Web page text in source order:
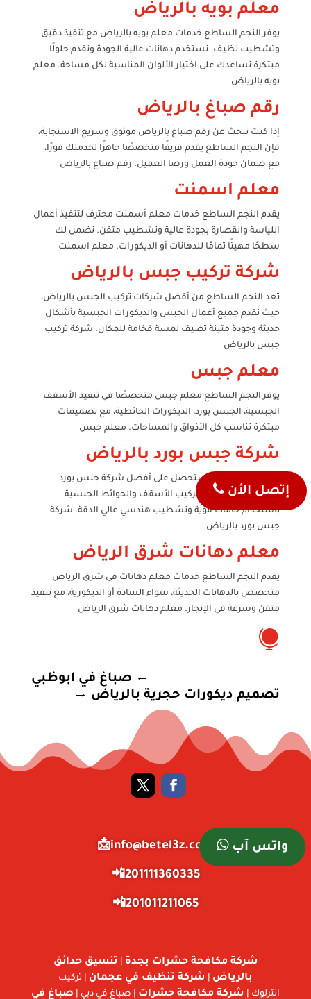
معلم بويه بالرياض
يوفر النجم الساطع خدمات معلم بويه بالرياض مع تنفيذ دقيق
وتشطيب نظيف. نستخدم دهانات عالية الجودة ونقدم حلولًا
مبتكرة تساعدك على اختيار الألوان المناسبة لكل مساحة. معلم
بويه بالرياض
رقم صباغ بالرياض
إذا كنت تبحث عن رقم صباغ بالرياض موثوق وسريع الاستجابة،
فإن النجم الساطع يقدم فريقًا متخصصًا جاهزًا لخدمتك فورًا،
مع ضمان جودة العمل ورضا العميل. رقم صباغ بالرياض
معلم اسمنت
يقدم النجم الساطع خدمات معلم أسمنت محترف لتنفيذ أعمال
اللياسة والقصارة بجودة عالية وتشطيب متقن. نضمن لك
سطحًا مهيئًا تمامًا للدهانات أو الديكورات. معلم اسمنت
شركة تركيب جبس بالرياض
تعد النجم الساطع من أفضل شركات تركيب الجبس بالرياض،
حيث نقدم جميع أعمال الجبس والديكورات الجبسية بأشكال
حديثة وجودة متينة تضيف لمسة فخامة للمكان. شركة تركيب
جبس بالرياض
معلم جبس
يوفر النجم الساطع معلم جبس متخصصًا في تنفيذ الأسقف
الجبسية، الجبس بورد، الديكورات الحائطية، مع تصميمات
مبتكرة تناسب كل الأذواق والمساحات. معلم جبس
شركة جبس بورد بالرياض
مع النجم الساطع ستحصل على أفضل شركة جبس بورد
بالرياض تقدم تنفيذ وتركيب الأسقف والحوائط الجبسية
باستخدام خامات قوية وتشطيب هندسي عالي الدقة. شركة
جبس بورد بالرياض
معلم دهانات شرق الرياض
يقدم النجم الساطع خدمات معلم دهانات في شرق الرياض
متخصص بالدهانات الحديثة، سواء السادة أو الديكورية، مع تنفيذ
متقن وسرعة في الإنجاز. معلم دهانات شرق الرياض

← صباغ في ابوظبي
تصميم ديكورات حجرية بالرياض →
info@betel3z.com📩
201111360335📲
201011211065📲
إتصل الأن
واتس آب
شركة مكافحة حشرات بجدة
تنسيق حدائق
بالرياض
شركة تنظيف في عجمان | تركيب
انترلوك |
شركة مكافحة حشرات | صباغ في دبي | صباغ في